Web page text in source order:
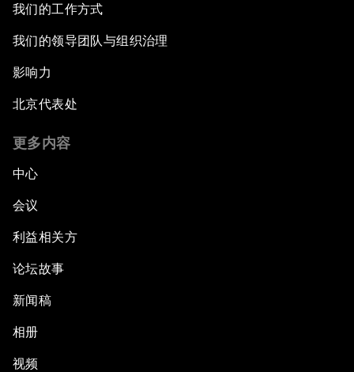
我们的工作方式
我们的领导团队与组织治理
影响力
北京代表处
更多内容
中心
会议
利益相关方
论坛故事
新闻稿
相册
视频